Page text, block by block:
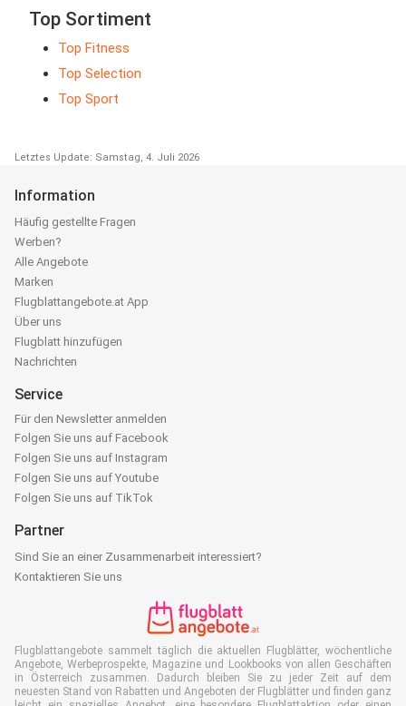
Top Sortiment
Top Fitness
Top Selection
Top Sport
Letztes Update: Samstag, 4. Juli 2026
Information
Häufig gestellte Fragen
Werben?
Alle Angebote
Marken
Flugblattangebote.at App
Über uns
Flugblatt hinzufügen
Nachrichten
Service
Für den Newsletter anmelden
Folgen Sie uns auf Facebook
Folgen Sie uns auf Instagram
Folgen Sie uns auf Youtube
Folgen Sie uns auf TikTok
Partner
Sind Sie an einer Zusammenarbeit interessiert?
Kontaktieren Sie uns
Flugblattangebote sammelt täglich die aktuellen Flugblätter, wöchentliche
Angebote, Werbeprospekte, Magazine und Lookbooks von allen Geschäften
in Österreich zusammen. Dadurch bleiben Sie zu jeder Zeit auf dem
neuesten Stand von Rabatten und Angeboten der Flugblätter und finden ganz